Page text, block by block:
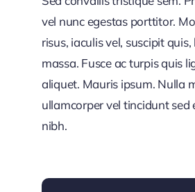
vel nunc egestas porttitor.
risus, iaculis vel, suscipit
massa. Fusce ac turpis quis
aliquet. Mauris ipsum. Nulla
ullamcorper vel tincidunt sed
nibh.